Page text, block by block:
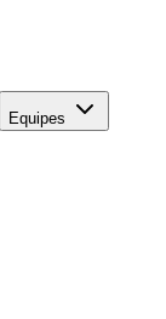
Equipes